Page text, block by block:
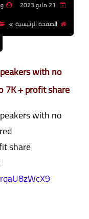
الصفحة الرئيسية
with no
7K + profit share
with no
share